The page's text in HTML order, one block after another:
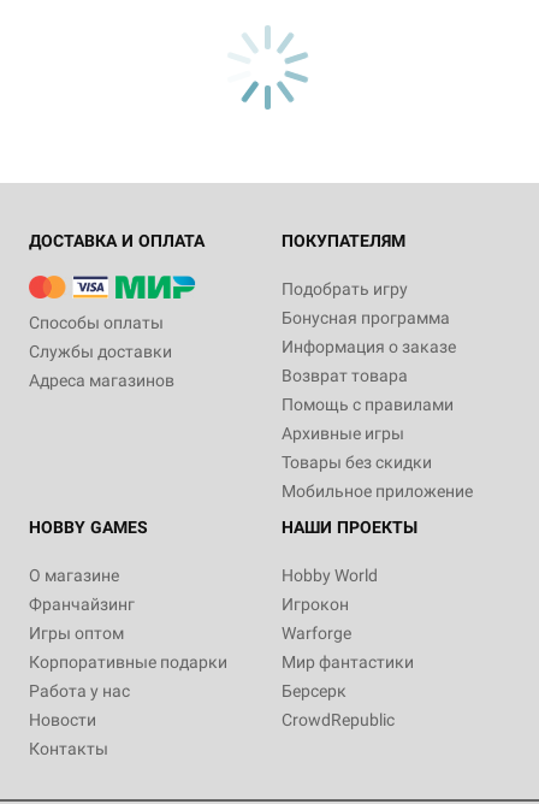
ДОСТАВКА И ОПЛАТА
Способы оплаты
Службы доставки
Адреса магазинов
ПОКУПАТЕЛЯМ
Подобрать игру
Бонусная программа
Информация о заказе
Возврат товара
Помощь с правилами
Архивные игры
Товары без скидки
Мобильное приложение
HOBBY GAMES
О магазине
Франчайзинг
Игры оптом
Корпоративные подарки
Работа у нас
Новости
Контакты
НАШИ ПРОЕКТЫ
Hobby World
Игрокон
Warforge
Мир фантастики
Берсерк
CrowdRepublic